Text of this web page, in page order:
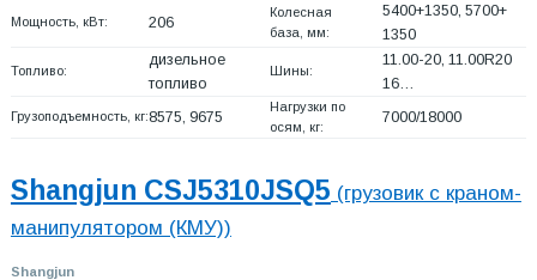
Мощность, кВт: 206
Колесная
база, мм:
5400+1350, 5700+
1350
Топливо:
дизельное
топливо
Шины:
11.00-20, 11.00R20
16…
Грузоподъемность, кг:8575, 9675
Нагрузки по
осям, кг:
7000/18000
Shangjun CSJ5310JSQ5 (грузовик с краном-
манипулятором (КМУ))
Shangjun